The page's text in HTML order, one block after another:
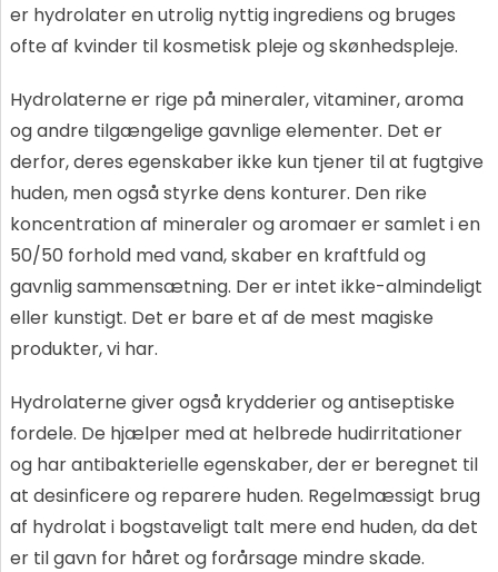
er hydrolater en utrolig nyttig ingrediens og bruges
ofte af kvinder til kosmetisk pleje og skønhedspleje.
Hydrolaterne er rige på mineraler, vitaminer, aroma
og andre tilgængelige gavnlige elementer. Det er
derfor, deres egenskaber ikke kun tjener til at fugtgive
huden, men også styrke dens konturer. Den rike
koncentration af mineraler og aromaer er samlet i en
50/50 forhold med vand, skaber en kraftfuld og
gavnlig sammensætning. Der er intet ikke-almindeligt
eller kunstigt. Det er bare et af de mest magiske
produkter, vi har.
Hydrolaterne giver også krydderier og antiseptiske
fordele. De hjælper med at helbrede hudirritationer
og har antibakterielle egenskaber, der er beregnet til
at desinficere og reparere huden. Regelmæssigt brug
af hydrolat i bogstaveligt talt mere end huden, da det
er til gavn for håret og forårsage mindre skade.